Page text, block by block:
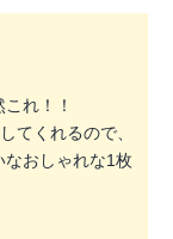
れ！！
てくれるので、
おしゃれな1枚